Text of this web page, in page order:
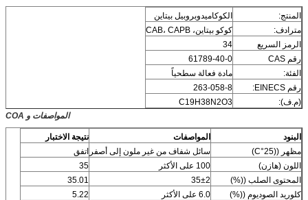
المنتج:
الكوكاميدوبروبيل بيتاين
مترادف:
كوكو بيتاين، CAB، CAPB
الرمز السريع
34
رقم CAS
61789-40-0
الفئة:
مادة فعالة سطحياً
رقم EINECS:
263-058-8
(م.ف):
C19H38N2O3
المواصفات و COA
البنود المواصفات
نتيجة الاختبار
مظهر ((25°C)
سائل شفاف من غير ملون إلى أصفر اتفق
اللون (هازن)
100 على الأكثر
35
المحتوى الصلب ((%)
35±2
35.01
كلوريد الصوديوم ((%)
6.0 على الأكثر
5.22